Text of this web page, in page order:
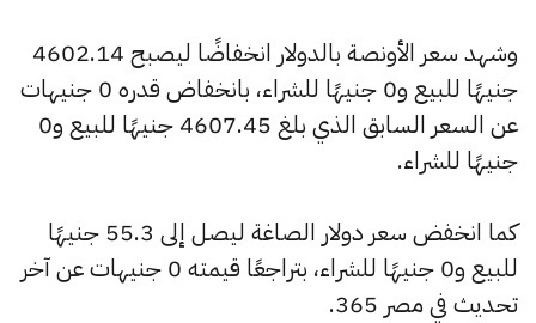
وشهد سعر الأونصة بالدولار انخفاضًا ليصبح 4602.14
جنيهًا للبيع و0 جنيهًا للشراء، بانخفاض قدره 0 جنيهات
عن السعر السابق الذي بلغ 4607.45 جنيهًا للبيع و0
جنيهًا للشراء.
كما انخفض سعر دولار الصاغة ليصل إلى 55.3 جنيهًا
للبيع و0 جنيهًا للشراء، بتراجعًا قيمته 0 جنيهات عن آخر
تحديث في مصر 365.